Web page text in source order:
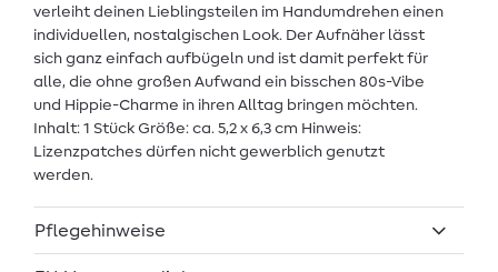
verleiht deinen Lieblingsteilen im Handumdrehen einen
individuellen, nostalgischen Look. Der Aufnäher lässt
sich ganz einfach aufbügeln und ist damit perfekt für
alle, die ohne großen Aufwand ein bisschen 80s-Vibe
und Hippie-Charme in ihren Alltag bringen möchten.
Inhalt: 1 Stück Größe: ca. 5,2 x 6,3 cm Hinweis:
Lizenzpatches dürfen nicht gewerblich genutzt
werden.
Pflegehinweise